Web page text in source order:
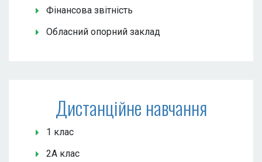
Фінансова звітність
Обласний опорний заклад
Дистанційне навчання
1 клас
2А клас